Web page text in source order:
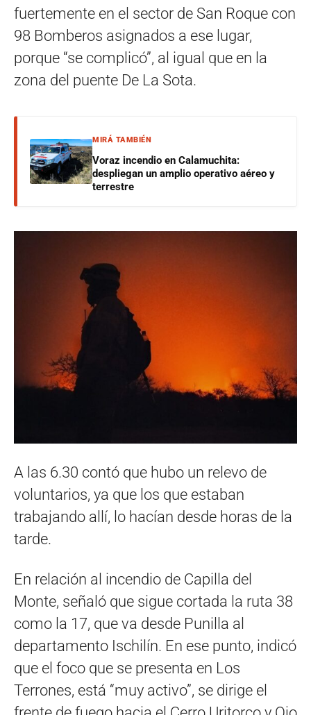
fuertemente en el sector de San Roque con
98 Bomberos asignados a ese lugar,
porque “se complicó”, al igual que en la
zona del puente De La Sota.
MIRÁ TAMBIÉN
Voraz incendio en Calamuchita:
despliegan un amplio operativo aéreo y
terrestre
A las 6.30 contó que hubo un relevo de
voluntarios, ya que los que estaban
trabajando allí, lo hacían desde horas de la
tarde.
En relación al incendio de Capilla del
Monte, señaló que sigue cortada la ruta 38
como la 17, que va desde Punilla al
departamento Ischilín. En ese punto, indicó
que el foco que se presenta en Los
Terrones, está “muy activo”, se dirige el